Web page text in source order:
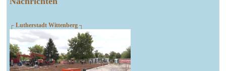
┌ Lutherstadt Wittenberg ┐